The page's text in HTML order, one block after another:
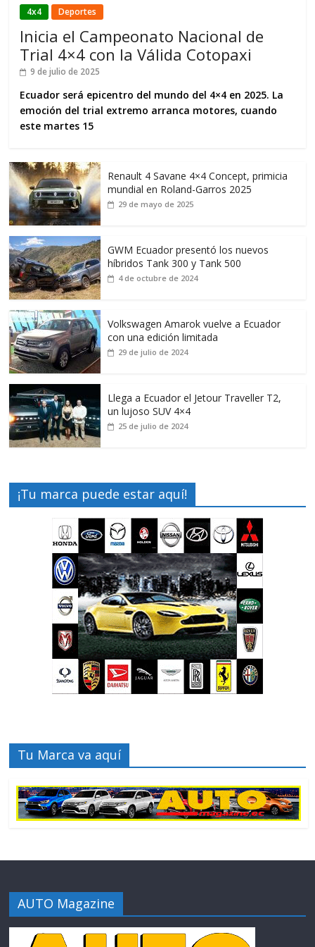
4x4 Deportes
Inicia el Campeonato Nacional de
Trial 4×4 con la Válida Cotopaxi
9 de julio de 2025
Ecuador será epicentro del mundo del 4×4 en 2025. La
emoción del trial extremo arranca motores, cuando
este martes 15
Renault 4 Savane 4×4 Concept, primicia
mundial en Roland-Garros 2025
29 de mayo de 2025
GWM Ecuador presentó los nuevos
híbridos Tank 300 y Tank 500
4 de octubre de 2024
Volkswagen Amarok vuelve a Ecuador
con una edición limitada
29 de julio de 2024
Llega a Ecuador el Jetour Traveller T2,
un lujoso SUV 4×4
25 de julio de 2024
¡Tu marca puede estar aquí!
Tu Marca va aquí
AUTO Magazine